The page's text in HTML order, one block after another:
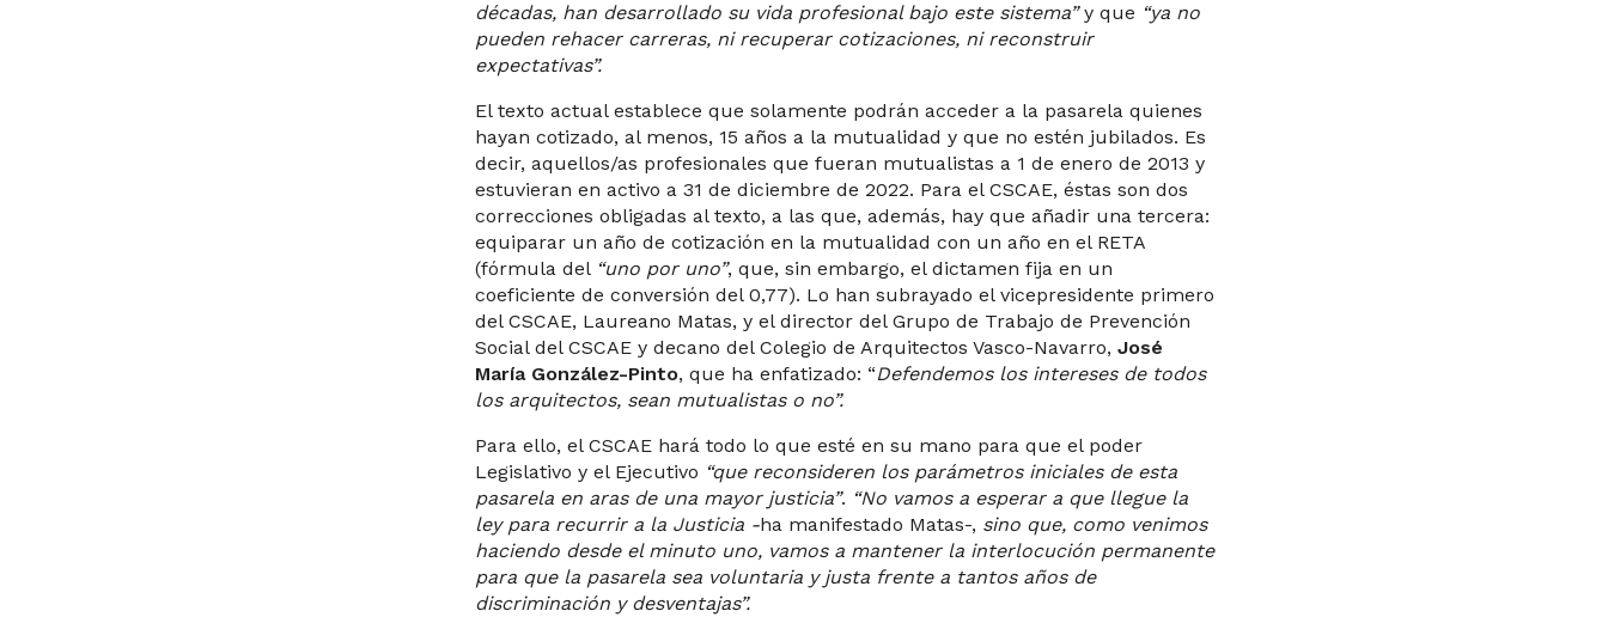
décadas, han desarrollado su vida profesional bajo este sistema”y que “ya no
pueden rehacer carreras, ni recuperar cotizaciones, ni reconstruir
expectativas”.
El texto actual establece que solamente podrán acceder a la pasarela quienes
hayan cotizado, al menos, 15 años a la mutualidad y que no estén jubilados. Es
decir, aquellos/as profesionales que fueran mutualistas a 1 de enero de 2013 y
estuvieran en activo a 31 de diciembre de 2022. Para el CSCAE, éstas son dos
correcciones obligadas al texto, a las que, además, hay que añadir una tercera:
equiparar un año de cotización en la mutualidad con un año en el RETA
(fórmula del “uno por uno”, que, sin embargo, el dictamen fija en un
coeficiente de conversión del 0,77). Lo han subrayado el vicepresidente primero
del CSCAE, Laureano Matas, y el director del Grupo de Trabajo de Prevención
Social del CSCAE y decano del Colegio de Arquitectos Vasco-Navarro,José
María González-Pinto, que ha enfatizado: “Defendemos los intereses de todos
los arquitectos, sean mutualistas o no”.
Para ello, el CSCAE hará todo lo que esté en su mano para que el poder
Legislativo y el Ejecutivo “que reconsideren los parámetros iniciales de esta
pasarela en aras de una mayor justicia”. “No vamos a esperar a que llegue la
ley para recurrir a la Justicia -ha manifestado Matas-, sino que, como venimos
haciendo desde el minuto uno, vamos a mantener la interlocución permanente
para que la pasarela sea voluntaria y justa frente a tantos años de
discriminación y desventajas”.